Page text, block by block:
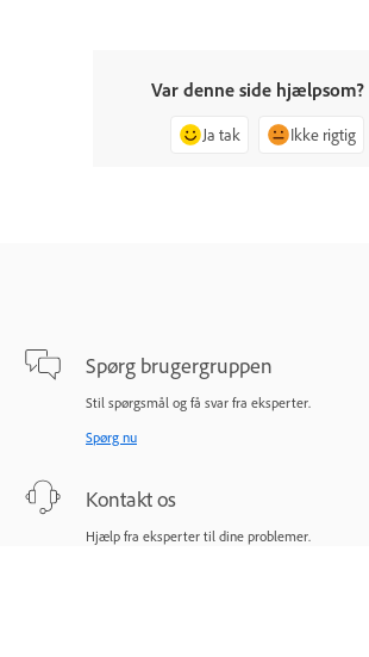
Var denne side hjælpsom?
Ja tak Ikke rigtig
Spørg brugergruppen
Stil spørgsmål og få svar fra eksperter.
Spørg nu
Kontakt os
Hjælp fra eksperter til dine problemer.